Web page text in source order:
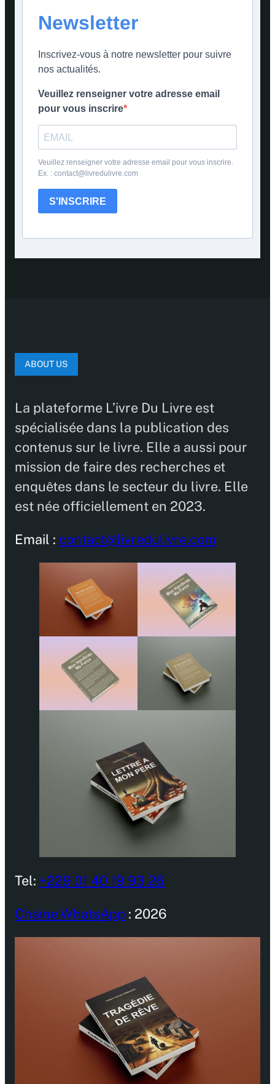
Newsletter
Inscrivez-vous à notre newsletter pour suivre
nos actualités.
Veuillez renseigner votre adresse email
pour vous inscrire
Veuillez renseigner votre adresse email pour vous inscrire.
Ex. : contact@livredulivre.com
S'INSCRIRE
ABOUT US
La plateforme L’ivre Du Livre est
spécialisée dans la publication des
contenus sur le livre. Elle a aussi pour
mission de faire des recherches et
enquêtes dans le secteur du livre. Elle
est née officiellement en 2023.
Email : contact@livredulivre.com
Tel: +229 01 40 19 93 26
Chaine WhatsApp : 2026